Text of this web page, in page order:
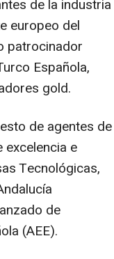
de la industria
europeo del
patrocinador
Española,
gold.
de agentes de
e
Tecnológicas,
de
(AEE).